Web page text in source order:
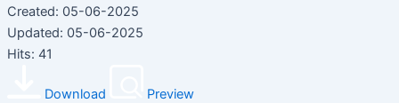
Created: 05-06-2025
Updated: 05-06-2025
Hits: 41
Download Preview